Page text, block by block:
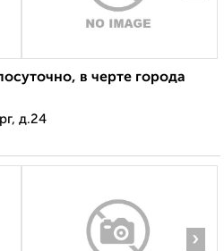
в черте города
д.24
›